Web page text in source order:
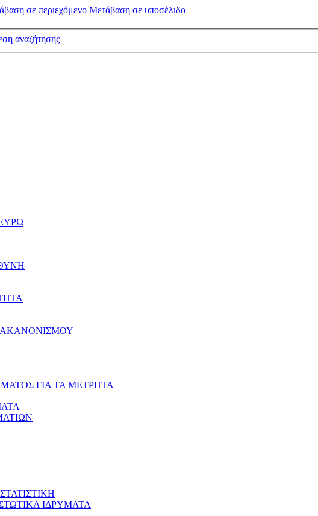
σε περιεχόμενο Μετάβαση σε υποσέλιδο
αναζήτησης
ΓΙΑ ΤΑ ΜΕΤΡΗΤΑ
ΙΔΡΥΜΑΤΑ